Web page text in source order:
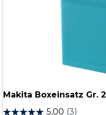
Makita Boxeinsatz Gr. 2